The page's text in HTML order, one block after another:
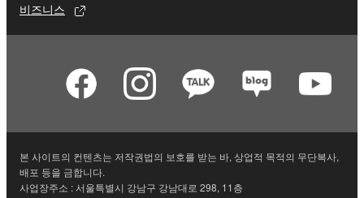
비즈니스
본 사이트의 컨텐츠는 저작권법의 보호를 받는 바, 상업적 목적의 무단복사,
배포 등을 금합니다.
사업장주소 : 서울특별시 강남구 강남대로 298, 11층